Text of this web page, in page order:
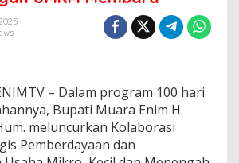
n
i
m
L
u
– Dalam program 100 hari
Bupati Muara Enim H.
meluncurkan Kolaborasi
Pemberdayaan dan